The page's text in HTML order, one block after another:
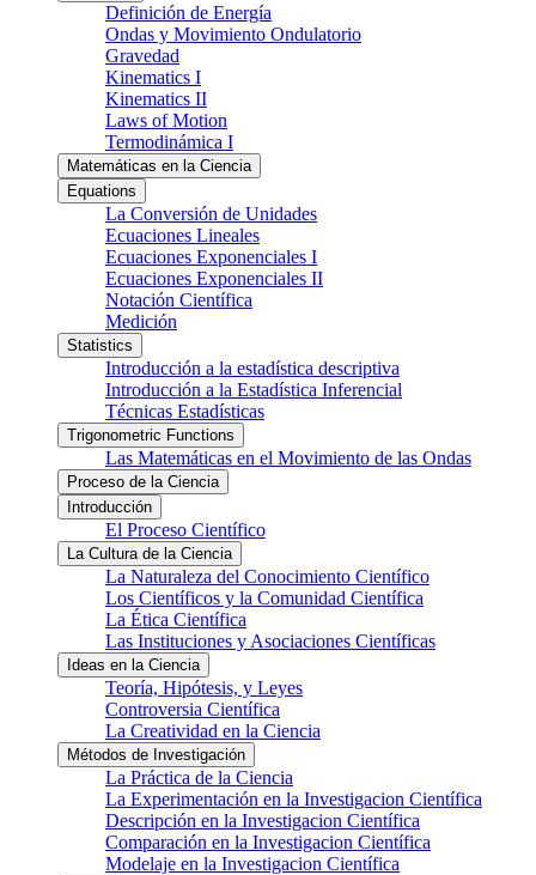
Definición de Energía
Ondas y Movimiento Ondulatorio
Gravedad
Kinematics I
Kinematics II
Laws of Motion
Termodinámica I
Matemáticas en la Ciencia
Equations
La Conversión de Unidades
Ecuaciones Lineales
Ecuaciones Exponenciales I
Ecuaciones Exponenciales II
Notación Científica
Medición
Statistics
Introducción a la estadística descriptiva
Introducción a la Estadística Inferencial
Técnicas Estadísticas
Trigonometric Functions
Las Matemáticas en el Movimiento de las Ondas
Proceso de la Ciencia
Introducción
El Proceso Científico
La Cultura de la Ciencia
La Naturaleza del Conocimiento Científico
Los Científicos y la Comunidad Científica
La Ética Científica
Las Instituciones y Asociaciones Científicas
Ideas en la Ciencia
Teoría, Hipótesis, y Leyes
Controversia Científica
La Creatividad en la Ciencia
Métodos de Investigación
La Práctica de la Ciencia
La Experimentación en la Investigacion Científica
Descripción en la Investigacion Científica
Comparación en la Investigacion Científica
Modelaje en la Investigacion Científica